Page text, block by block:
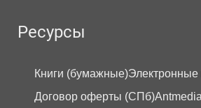
Ресурсы
Книги (бумажные)Электронные
Договор оферты (СПб)Antmedia